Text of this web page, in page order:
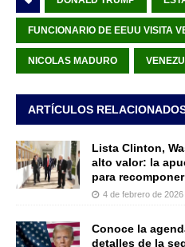
FUNCIONARIO DE EEUU VISITA
NICOLAS MADURO
ARTÍCULOS
Lista Clinton,
alto valor: la
para
4 de febrero de 2026
Conoce la
detalles de la